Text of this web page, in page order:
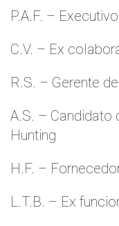
P.A.F. –
C.V. – Ex
R.S. – Gerente
A.S. – Candidato
Hunting
H.F. –
L.T.B. – Ex